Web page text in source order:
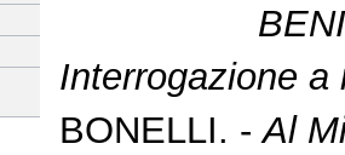
Interrogazione
BONELLI. -Al